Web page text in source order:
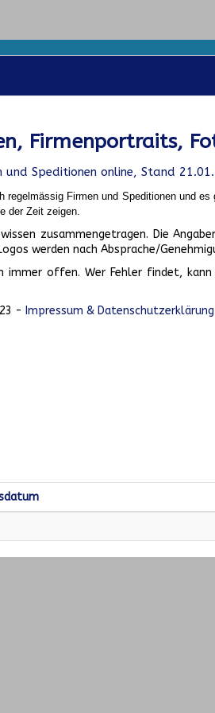
Firmenportraits,
und Speditionen online, Stand
Firmen und Speditionen und
der Zeit zeigen.
zusammengetragen. Die
werden nach Absprache/
immer offen. Wer Fehler findet,
- Impressum & Datenschutzerklärung